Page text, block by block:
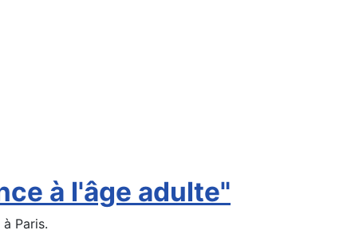
à l'âge adulte"
Paris.